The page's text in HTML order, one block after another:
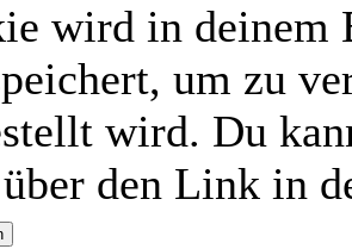
wird in deinem
um zu
wird. Du
den Link in